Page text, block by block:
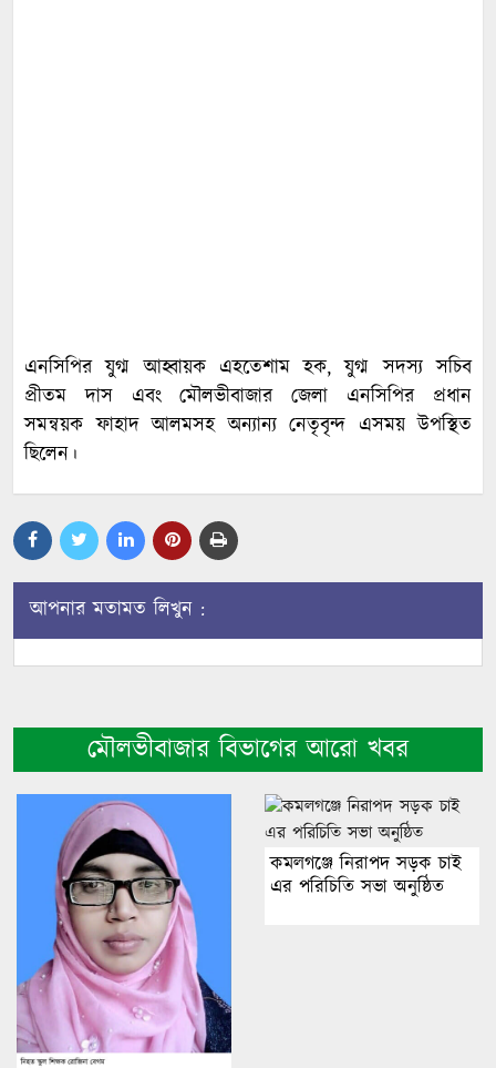
এনসিপির যুগ্ম আহ্বায়ক এহতেশাম হক, যুগ্ম সদস্য সচিব
প্রীতম দাস এবং মৌলভীবাজার জেলা এনসিপির প্রধান
সমন্বয়ক ফাহাদ আলমসহ অন্যান্য নেতৃবৃন্দ এসময় উপস্থিত
ছিলেন।
আপনার মতামত লিখুন :
মৌলভীবাজার বিভাগের আরো খবর
কমলগঞ্জে নিরাপদ সড়ক চাই
এর পরিচিতি সভা অনুষ্ঠিত